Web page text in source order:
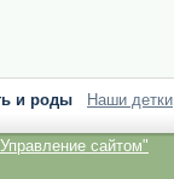
и роды Наши детки
сайтом"